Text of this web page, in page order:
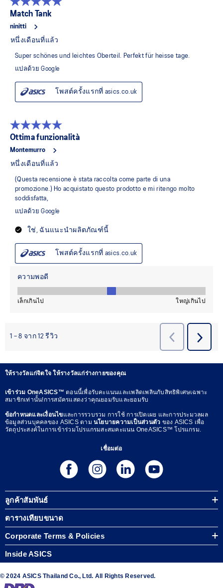
ให้รางวัลแก่จิตใจ ให้รางวัลแก่ร่างกายของคุณ
เข้าร่วม OneASICS™ตอนนี้เพื่อรับคะแนนและเพลิดเพลินกับสิทธิพิเศษเฉพาะ
สมาชิกเท่านั้น!การสมัครแสดงว่าคุณยอมรับและยอมรับ
ข้อกำหนดและเงื่อนไขและการรวบรวม การใช้ การเปิดเผย และการประมวลผล
ข้อมูลส่วนบุคคลของ ASICS ตาม นโยบายความเป็นส่วนตัว ของ ASICS เพื่อ
วัตถุประสงค์ในการเข้าร่วมโปรแกรมสะสมคะแนน OneASICS™ โปรแกรม.
เชื่อมต่อ
ลูกค้าสัมพันธ์
ตารางเทียบขนาด
Corporate Terms & Policies
Inside ASICS
© 2024 ASICS Thailand Co., Ltd. All Rights Reserved.